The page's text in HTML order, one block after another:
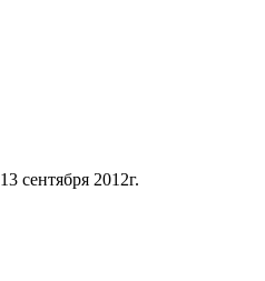
13 сентября 2012г.